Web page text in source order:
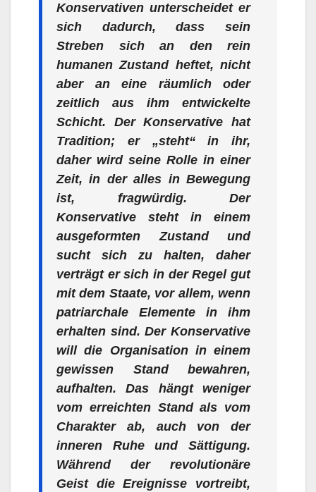
Konservativen unterscheidet er
sich dadurch, dass sein
Streben sich an den rein
humanen Zustand heftet, nicht
aber an eine räumlich oder
zeitlich aus ihm entwickelte
Schicht. Der Konservative hat
Tradition; er „steht“ in ihr,
daher wird seine Rolle in einer
Zeit, in der alles in Bewegung
ist, fragwürdig. Der
Konservative steht in einem
ausgeformten Zustand und
sucht sich zu halten, daher
verträgt er sich in der Regel gut
mit dem Staate, vor allem, wenn
patriarchale Elemente in ihm
erhalten sind. Der Konservative
will die Organisation in einem
gewissen Stand bewahren,
aufhalten. Das hängt weniger
vom erreichten Stand als vom
Charakter ab, auch von der
inneren Ruhe und Sättigung.
Während der revolutionäre
Geist die Ereignisse vortreibt,